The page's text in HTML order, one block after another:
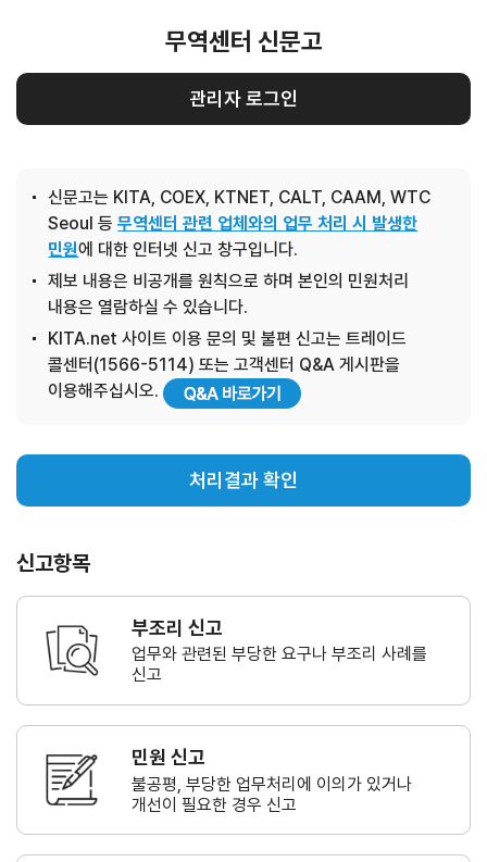
무역센터 신문고
관리자 로그인
신문고는 KITA, COEX, KTNET, CALT, CAAM, WTC
Seoul 등무역센터 관련 업체와의 업무 처리 시 발생한
민원에 대한 인터넷 신고 창구입니다.
제보 내용은 비공개를 원칙으로 하며 본인의 민원처리
내용은 열람하실 수 있습니다.
KITA.net 사이트 이용 문의 및 불편 신고는 트레이드
콜센터(1566-5114) 또는 고객센터 Q&A 게시판을
이용해주십시오.
처리결과 확인
신고항목
부조리 신고
업무와 관련된 부당한 요구나 부조리 사례를
신고
민원 신고
불공평, 부당한 업무처리에 이의가 있거나
개선이 필요한 경우 신고